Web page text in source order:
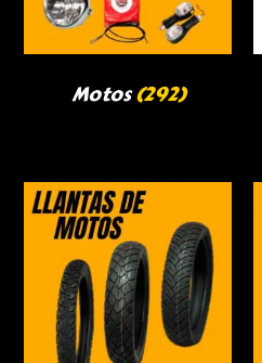
Motos(292)